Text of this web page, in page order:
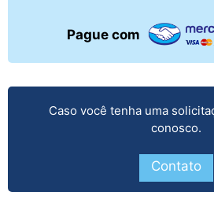
Pague com
Caso você tenha uma
conosco.
Contato